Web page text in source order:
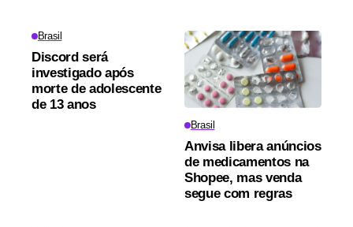
Brasil
Discord será
investigado após
morte de adolescente
de 13 anos
Brasil
Anvisa libera anúncios
de medicamentos na
Shopee, mas venda
segue com regras